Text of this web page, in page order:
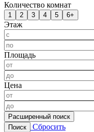
Количество комнат
1 2 3 4 5 6+
Этаж
Площадь
Цена
Расширенный поиск
Поиск
Сбросить